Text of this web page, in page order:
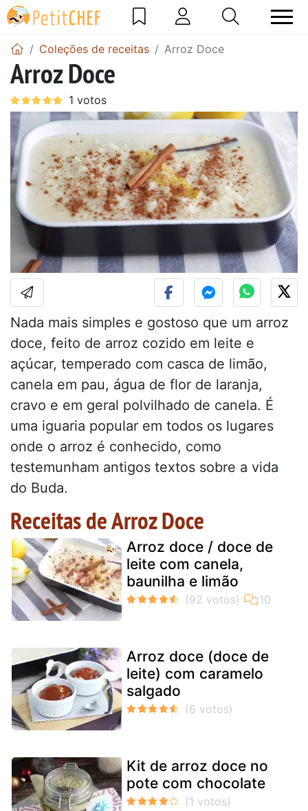
Coleções de receitas Arroz Doce
Arroz Doce
Nada mais simples e gostoso que um arroz
doce, feito de arroz cozido em leite e
açúcar, temperado com casca de limão,
canela em pau, água de flor de laranja,
cravo e em geral polvilhado de canela. É
uma iguaria popular em todos os lugares
onde o arroz é conhecido, como
testemunham antigos textos sobre a vida
do Buda.
Receitas de Arroz Doce
Arroz doce / doce de
leite com canela,
baunilha e limão
Arroz doce (doce de
leite) com caramelo
salgado
Kit de arroz doce no
pote com chocolate